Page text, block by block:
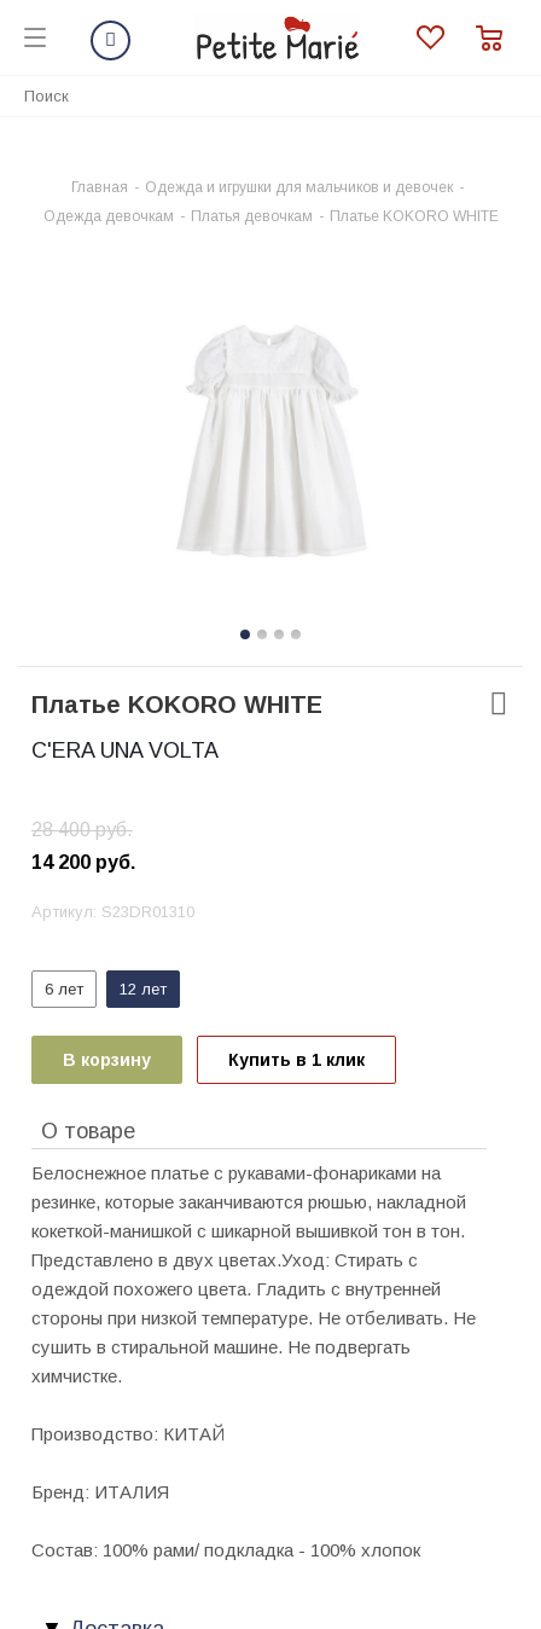
Главная - Одежда и игрушки для мальчиков и девочек -
Одежда девочкам - Платья девочкам - Платье KOKORO WHITE
Платье KOKORO WHITE
C'ERA UNA VOLTA
28 400руб.
14 200 руб.
Артикул: S23DR01310
6 лет 12 лет
В корзину Купить в 1 клик
О товаре
Белоснежное платье с рукавами-фонариками на
резинке, которые заканчиваются рюшью, накладной
кокеткой-манишкой с шикарной вышивкой тон в тон.
Представлено в двух цветах.Уход: Стирать с
одеждой похожего цвета. Гладить с внутренней
стороны при низкой температуре. Не отбеливать. Не
сушить в стиральной машине. Не подвергать
химчистке.
Производство: КИТАЙ
Бренд: ИТАЛИЯ
Состав: 100% рами/ подкладка - 100% хлопок